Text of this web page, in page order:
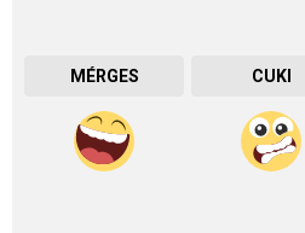
MÉRGES CUKI